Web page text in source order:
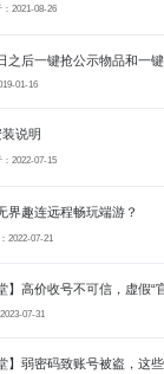
2021-08-26
之后一键抢公示物品和一
01-16
装说明
2022-07-15
界趣连远程畅玩端游？
2022-07-21
】高价收号不可信，虚假“
07-31
】弱密码致账号被盗，这